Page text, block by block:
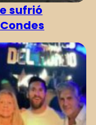
sufrió